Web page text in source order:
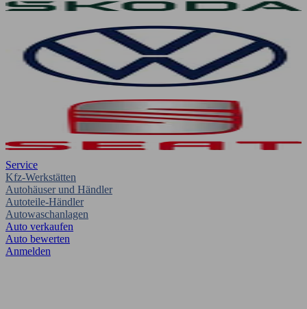
Service
Kfz-Werkstätten
Autohäuser und Händler
Autoteile-Händler
Autowaschanlagen
Auto verkaufen
Auto bewerten
Anmelden